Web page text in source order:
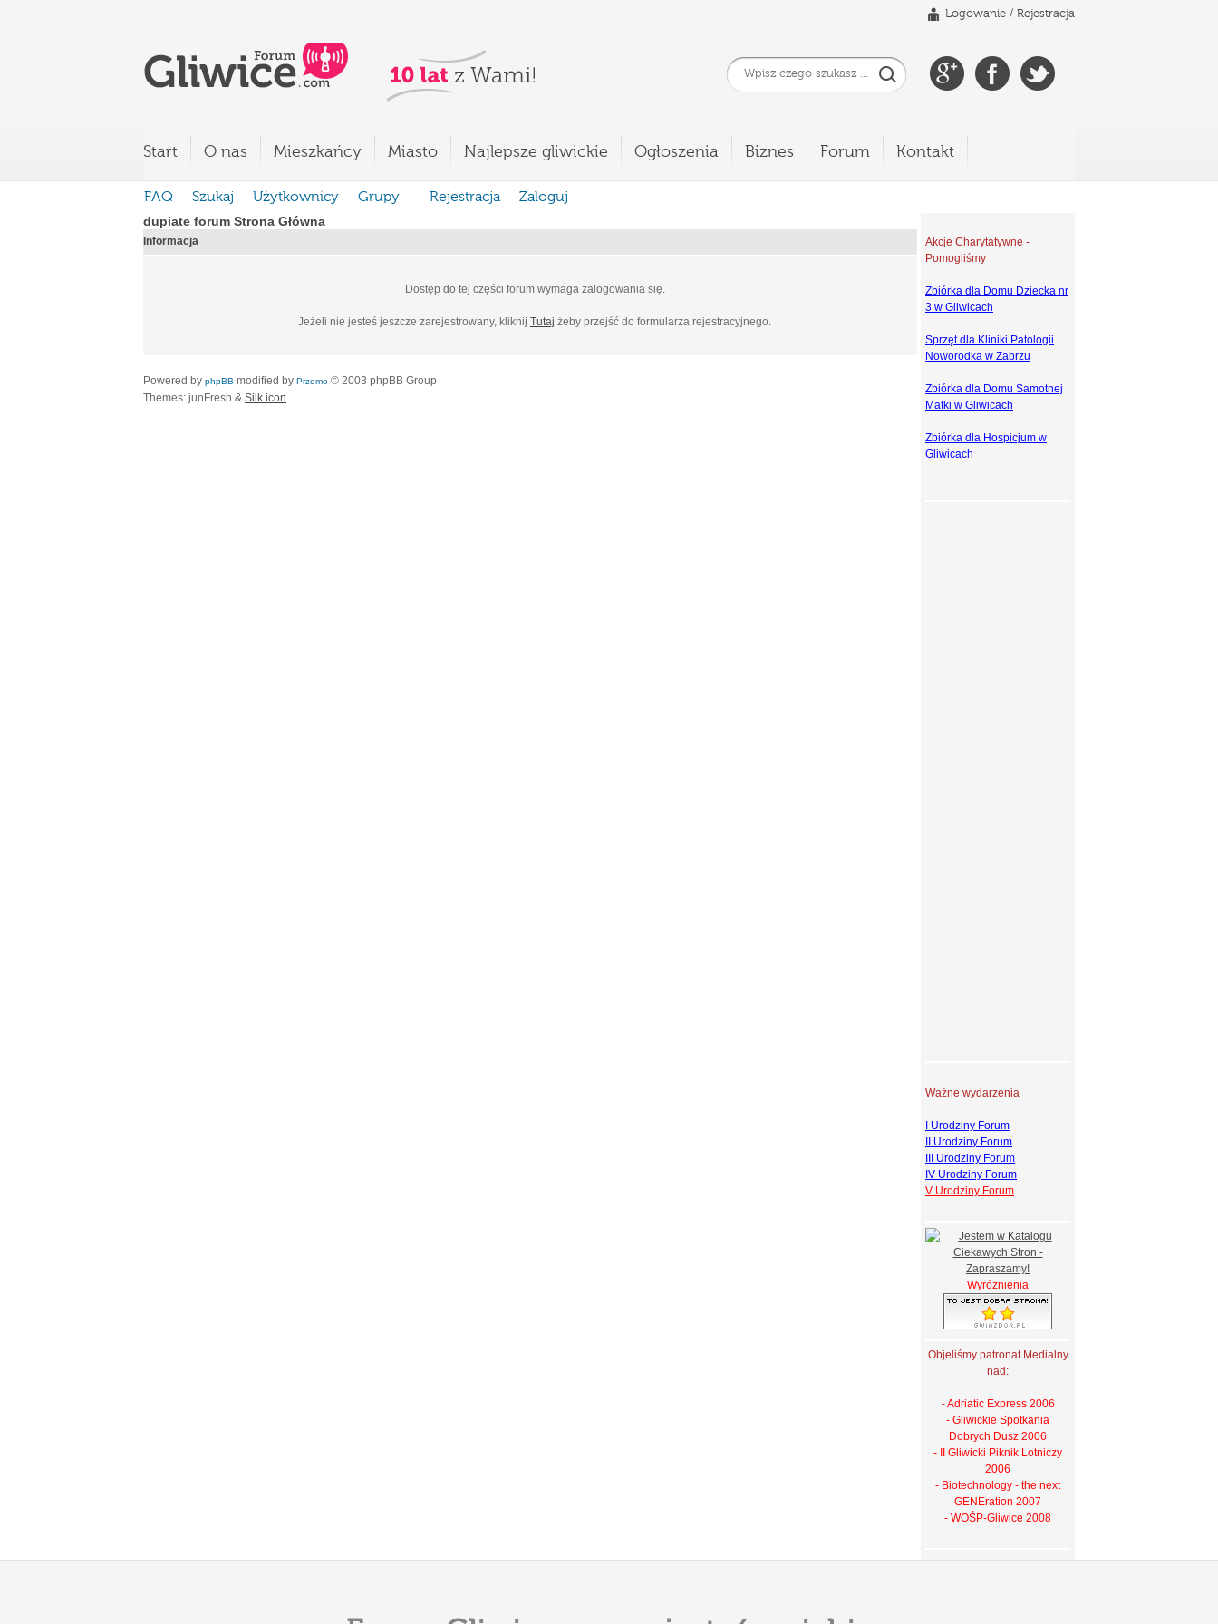
Logowanie / Rejestracja
Start O nas Mieszkańcy Miasto Najlepsze gliwickie Ogłoszenia Biznes Forum Kontakt
FAQ Szukaj Użytkownicy Grupy Rejestracja
Zaloguj
dupiate forum Strona Główna
Informacja
Dostęp do tej części forum wymaga zalogowania się.
Jeżeli nie jesteś jeszcze zarejestrowany, kliknij Tutaj żeby przejść do formularza rejestracyjnego.
Powered by phpBB modified by Przemo © 2003 phpBB Group
Themes: junFresh & Silk icon
Akcje Charytatywne -
Pomogliśmy
Zbiórka dla Domu Dziecka nr
3 w Gliwicach
Sprzęt dla Kliniki Patologii
Noworodka w Zabrzu
Zbiórka dla Domu Samotnej
Matki w Gliwicach
Zbiórka dla Hospicjum w
Gliwicach
Ważne wydarzenia
I Urodziny Forum
II Urodziny Forum
III Urodziny Forum
IV Urodziny Forum
V Urodziny Forum
Wyróżnienia
Objeliśmy patronat Medialny
nad:
- Adriatic Express 2006
- Gliwickie Spotkania
Dobrych Dusz 2006
- II Gliwicki Piknik Lotniczy
2006
- Biotechnology - the next
GENEration 2007
- WOŚP-Gliwice 2008